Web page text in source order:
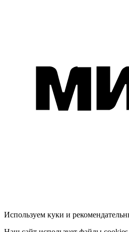
Используем куки и